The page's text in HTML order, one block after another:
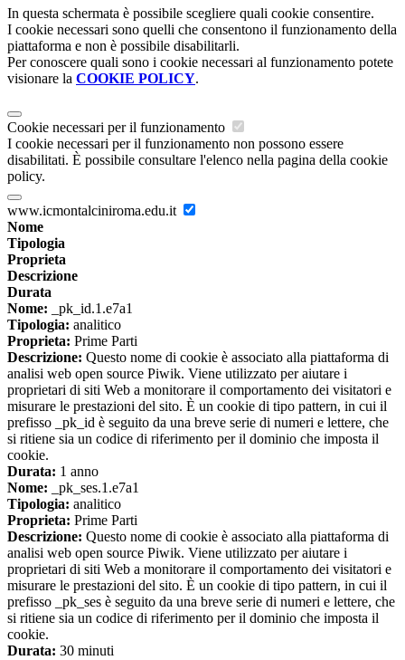
In questa schermata è possibile scegliere quali cookie consentire.
I cookie necessari sono quelli che consentono il funzionamento della
piattaforma e non è possibile disabilitarli.
Per conoscere quali sono i cookie necessari al funzionamento potete
visionare la COOKIE POLICY.
Cookie necessari per il funzionamento
I cookie necessari per il funzionamento non possono essere
disabilitati. È possibile consultare l'elenco nella pagina della cookie
policy.
www.icmontalciniroma.edu.it
Nome
Tipologia
Proprieta
Descrizione
Durata
Nome: _pk_id.1.e7a1
Tipologia: analitico
Proprieta: Prime Parti
Descrizione: Questo nome di cookie è associato alla piattaforma di
analisi web open source Piwik. Viene utilizzato per aiutare i
proprietari di siti Web a monitorare il comportamento dei visitatori e
misurare le prestazioni del sito. È un cookie di tipo pattern, in cui il
prefisso _pk_id è seguito da una breve serie di numeri e lettere, che
si ritiene sia un codice di riferimento per il dominio che imposta il
cookie.
Durata: 1 anno
Nome: _pk_ses.1.e7a1
Tipologia: analitico
Proprieta: Prime Parti
Descrizione: Questo nome di cookie è associato alla piattaforma di
analisi web open source Piwik. Viene utilizzato per aiutare i
proprietari di siti Web a monitorare il comportamento dei visitatori e
misurare le prestazioni del sito. È un cookie di tipo pattern, in cui il
prefisso _pk_ses è seguito da una breve serie di numeri e lettere, che
si ritiene sia un codice di riferimento per il dominio che imposta il
cookie.
Durata: 30 minuti